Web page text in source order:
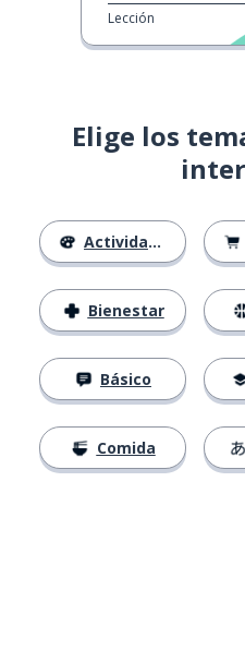
Lección
Elige los
Actividades
Bienestar
Básico
Comida